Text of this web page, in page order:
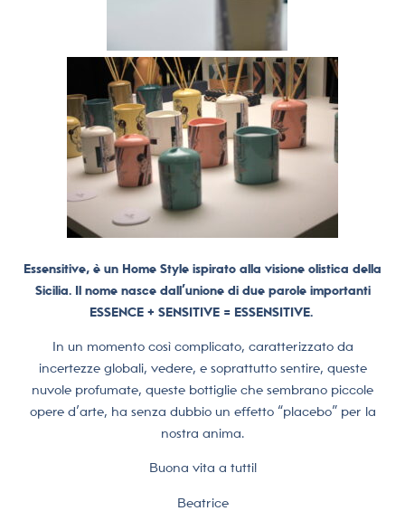
Essensitive, è un Home Style ispirato alla visione olistica della
Sicilia. Il nome nasce dall’unione di due parole importanti
ESSENCE + SENSITIVE = ESSENSITIVE.
In un momento così complicato, caratterizzato da
incertezze globali, vedere, e soprattutto sentire, queste
nuvole profumate, queste bottiglie che sembrano piccole
opere d’arte, ha senza dubbio un effetto “placebo” per la
nostra anima.
Buona vita a tutti!
Beatrice